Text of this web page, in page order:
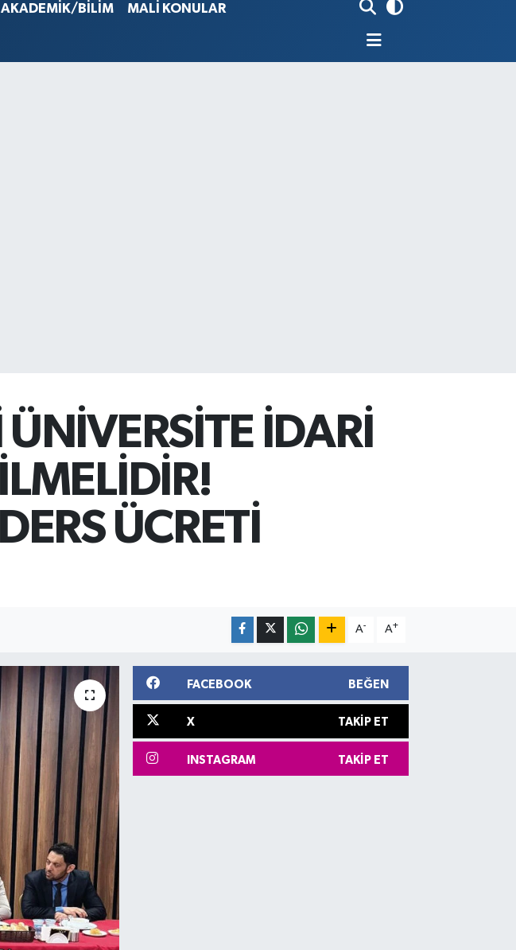
STERLİN
AKADEMİK/BİLİM MALİ KONULAR
İDARİ
ÜCRETİ
A- A+
FACEBOOK BEĞEN
X TAKIP ET
INSTAGRAM TAKIP ET